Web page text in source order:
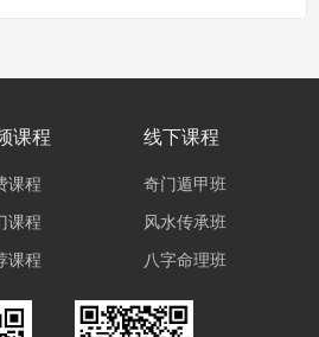
课程
课程
课程
课程
线下课程
奇门遁甲班
风水传承班
八字命理班